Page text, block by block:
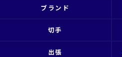
ブランド
切手
出張